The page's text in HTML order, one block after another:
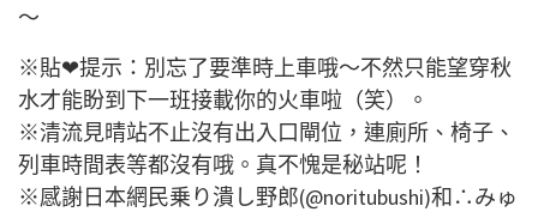
～
※貼❤提示：別忘了要準時上車哦～不然只能望穿秋
水才能盼到下一班接載你的火車啦（笑）。
※清流見晴站不止沒有出入口閘位，連廁所、椅子、
列車時間表等都沒有哦。真不愧是秘站呢！
※感謝日本網民乗り潰し野郎(@noritubushi)和∴みゅ